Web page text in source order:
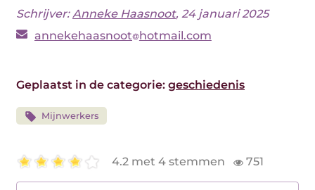
Schrijver:Anneke Haasnoot, 24 januari 2025
annekehaasnoot hotmail.com
Geplaatst in de categorie: geschiedenis
Mijnwerkers
4.2 met 4 stemmen 751